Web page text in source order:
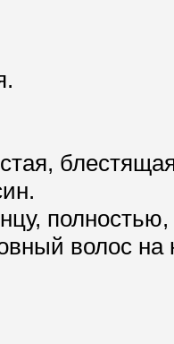
волос на